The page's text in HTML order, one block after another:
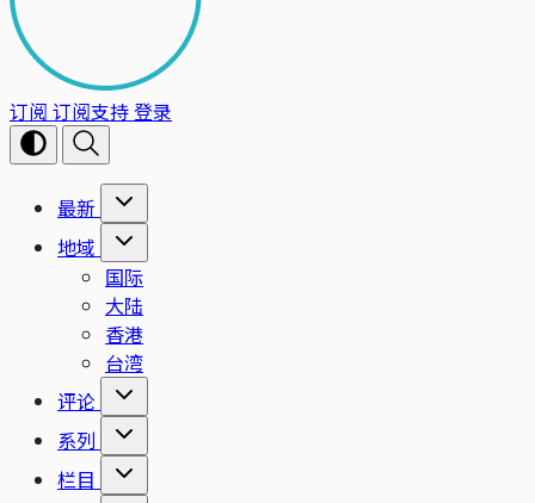
订阅 订阅支持登录
最新
地域
国际
大陆
香港
台湾
评论
系列
栏目